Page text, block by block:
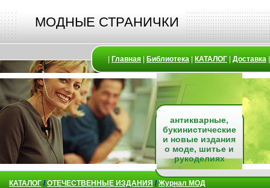
МОДНЫЕ СТРАНИЧКИ
Главная Библиотека КАТАЛОГ Доставка
антикварные,
букинистические
и новые издания
о моде, шитье и
рукоделиях
КАТАЛОГ /ОТЕЧЕСТВЕННЫЕ ИЗДАНИЯ /Журнал МОД